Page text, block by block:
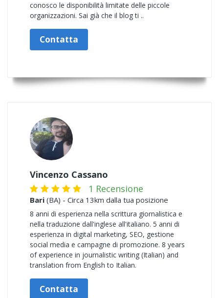
conosco le disponibilità limitate delle piccole
organizzazioni. Sai già che il blog ti ..
Contatta
Vincenzo Cassano
1 Recensione
Bari (BA) - Circa 13km dalla tua posizione
8 anni di esperienza nella scrittura giornalistica e
nella traduzione dall'inglese all'italiano. 5 anni di
esperienza in digital marketing, SEO, gestione
social media e campagne di promozione. 8 years
of experience in journalistic writing (Italian) and
translation from English to Italian.
Contatta